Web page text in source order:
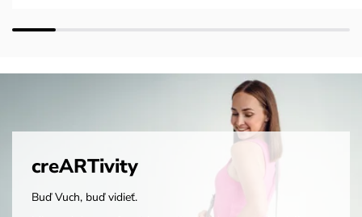
creARTivity
Buď Vuch, buď vidieť.